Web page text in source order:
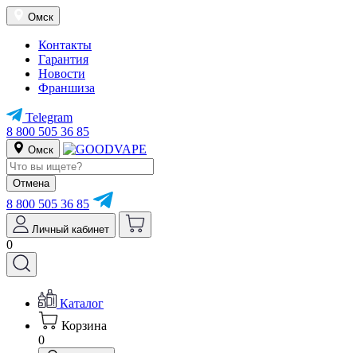
Омск
Контакты
Гарантия
Новости
Франшиза
Telegram
8 800 505 36 85
Омск
Отмена
8 800 505 36 85
Личный кабинет
0
Каталог
Корзина
0